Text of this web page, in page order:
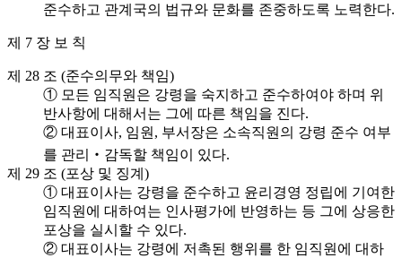
준수하고 관계국의 법규와 문화를 존중하도록 노력한다.
제 7 장 보 칙
제 28 조 (준수의무와 책임)
① 모든 임직원은 강령을 숙지하고 준수하여야 하며 위
반사항에 대해서는 그에 따른 책임을 진다.
② 대표이사, 임원, 부서장은 소속직원의 강령 준수 여부
를 관리‧감독할 책임이 있다.
제 29 조 (포상 및 징계)
① 대표이사는 강령을 준수하고 윤리경영 정립에 기여한
임직원에 대하여는 인사평가에 반영하는 등 그에 상응한
포상을 실시할 수 있다.
② 대표이사는 강령에 저촉된 행위를 한 임직원에 대하